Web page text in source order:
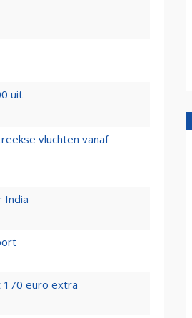
uit
vluchten vanaf
India
170 euro extra